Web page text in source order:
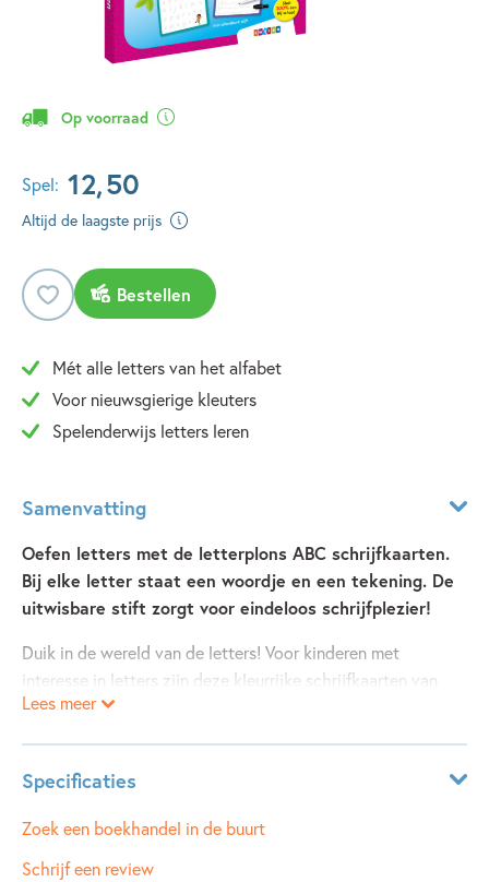
Op voorraad
Spel: 12,50
Altijd de laagste prijs
Bestellen
Mét alle letters van het alfabet
Voor nieuwsgierige kleuters
Spelenderwijs letters leren
Samenvatting
Oefen letters met de letterplons ABC schrijfkaarten.
Bij elke letter staat een woordje en een tekening. De
uitwisbare stift zorgt voor eindeloos schrijfplezier!
Duik in de wereld van de letters! Voor kinderen met
interesse in letters zijn deze kleurrijke schrijfkaarten van
Letterplons ideaal. Bij elke letter van het alfabet staat een
motoriek, een goede pengreep en de oog-handcoördinatie.
Belangrijke vaardigheden om goed te leren schrijven.
Door de uitwisbare stift zijn de schrijfkaarten steeds
Lees meer
Specificaties
Leeftijdsindicatie: 4 - 8 jaar
ISBN:
9789048753840
Zoek een boekhandel in de buurt
Schrijf een review